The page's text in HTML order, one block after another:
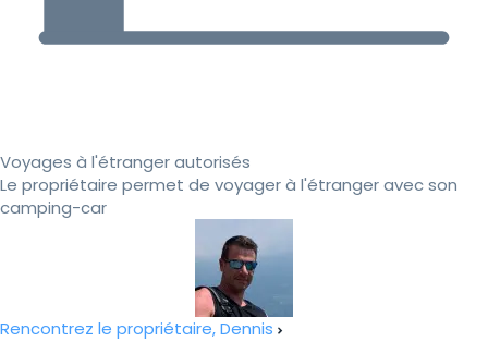
Voyages à l'étranger autorisés
Le propriétaire permet de voyager à l'étranger avec son
camping-car
Rencontrez le propriétaire, Dennis